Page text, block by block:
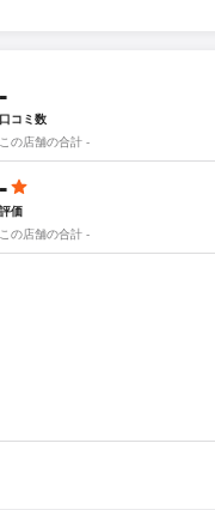
-
口コミ数
この店舗の合計 -
-
評価
この店舗の合計 -